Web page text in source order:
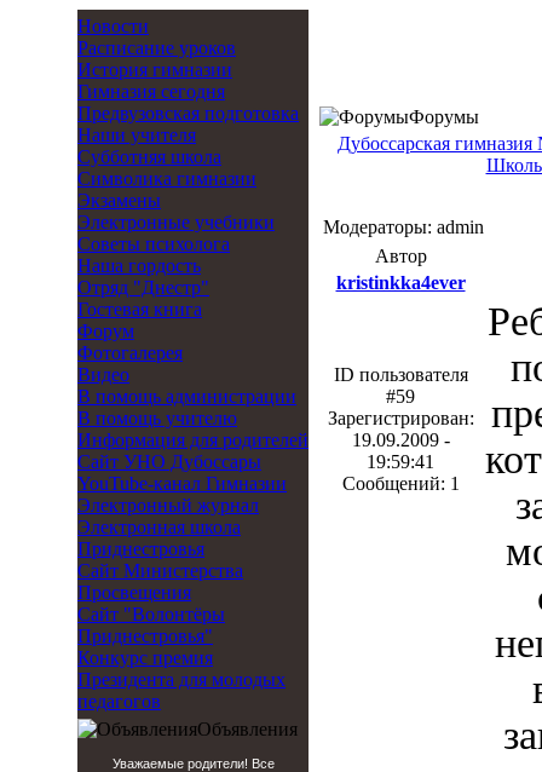
Новости
Расписание уроков
История гимназии
Гимназия сегодня
Предвузовская подготовка
Наши учителя
Субботняя школа
Символика гимназии
Экзамены
Электронные учебники
Советы психолога
Наша гордость
Отряд "Днестр"
Гостевая книга
Форум
Фотогалерея
Видео
В помощь администрации
В помощь учителю
Информация для родителей
Cайт УНО Дубоссары
YouTube-канал Гимназии
Электронный журнал
Электронная школа
Приднестровья
Сайт Министерства
Просвещения
Сайт "Волонтёры
Приднестровья"
Конкурс премия
Президента для молодых
педагогов
Объявления
Уважаемые родители! Все
Форумы
Дубоссарская
Модераторы: admin
Автор
kristinkka4ever
ID пользователя
#59
Зарегистрирован:
19.09.2009 -
19:59:41
Сообщений: 1